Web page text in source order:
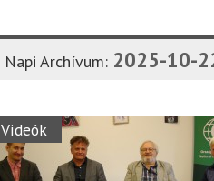
Napi Archívum: 2025-10-
Videók